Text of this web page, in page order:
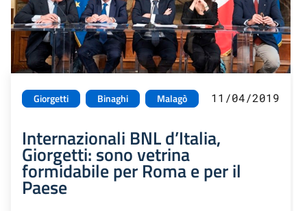
Giorgetti Binaghi Malagò 11/04/2019
Internazionali BNL d’Italia,
Giorgetti: sono vetrina
formidabile per Roma e per il
Paese